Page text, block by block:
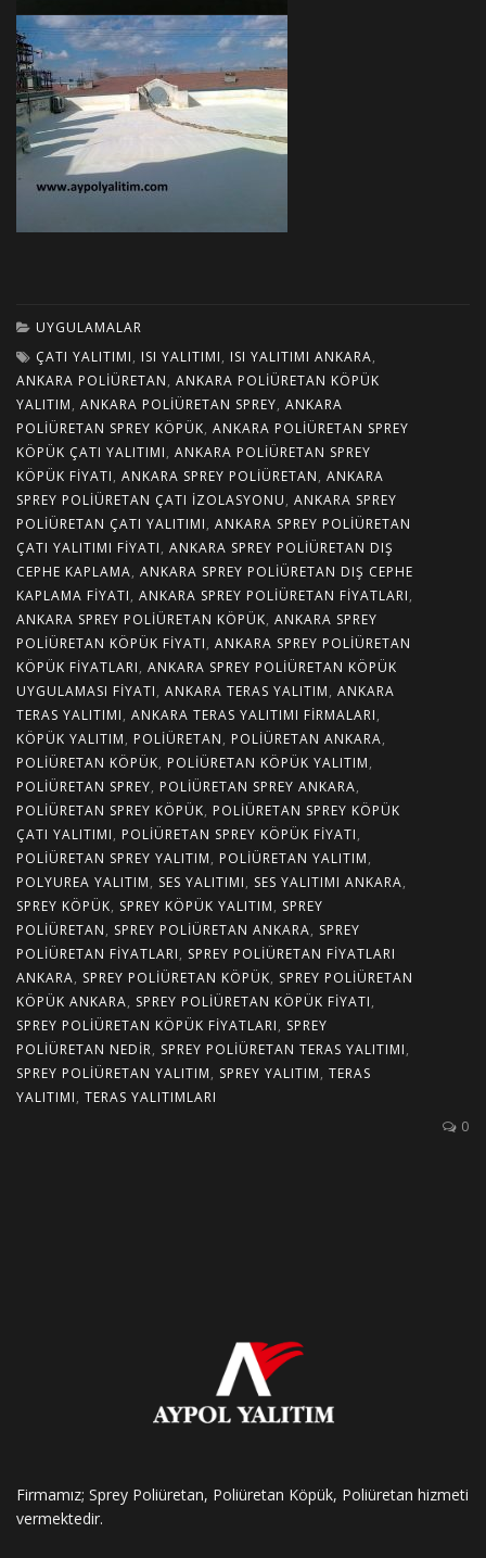
UYGULAMALAR
ÇATI YALITIMI, ISI YALITIMI, ISI YALITIMI ANKARA,
ANKARA POLIÜRETAN, ANKARA POLIÜRETAN KÖPÜK
YALITIM, ANKARA POLIÜRETAN SPREY, ANKARA
POLIÜRETAN SPREY KÖPÜK, ANKARA POLIÜRETAN SPREY
KÖPÜK ÇATI YALITIMI, ANKARA POLIÜRETAN SPREY
KÖPÜK FIYATI, ANKARA SPREY POLIÜRETAN, ANKARA
SPREY POLIÜRETAN ÇATI İZOLASYONU, ANKARA SPREY
POLIÜRETAN ÇATI YALITIMI, ANKARA SPREY POLIÜRETAN
ÇATI YALITIMI FIYATI, ANKARA SPREY POLIÜRETAN DIŞ
CEPHE KAPLAMA, ANKARA SPREY POLIÜRETAN DIŞ CEPHE
KAPLAMA FIYATI, ANKARA SPREY POLIÜRETAN FIYATLARI,
ANKARA SPREY POLIÜRETAN KÖPÜK, ANKARA SPREY
POLIÜRETAN KÖPÜK FIYATI, ANKARA SPREY POLIÜRETAN
KÖPÜK FIYATLARI, ANKARA SPREY POLIÜRETAN KÖPÜK
UYGULAMASI FIYATI, ANKARA TERAS YALITIM, ANKARA
TERAS YALITIMI, ANKARA TERAS YALITIMI FIRMALARI,
KÖPÜK YALITIM, POLIÜRETAN, POLIÜRETAN ANKARA,
POLIÜRETAN KÖPÜK, POLIÜRETAN KÖPÜK YALITIM,
POLIÜRETAN SPREY, POLIÜRETAN SPREY ANKARA,
POLIÜRETAN SPREY KÖPÜK, POLIÜRETAN SPREY KÖPÜK
ÇATI YALITIMI, POLIÜRETAN SPREY KÖPÜK FIYATI,
POLIÜRETAN SPREY YALITIM, POLIÜRETAN YALITIM,
POLYUREA YALITIM, SES YALITIMI, SES YALITIMI ANKARA,
SPREY KÖPÜK, SPREY KÖPÜK YALITIM, SPREY
POLIÜRETAN, SPREY POLIÜRETAN ANKARA, SPREY
POLIÜRETAN FIYATLARI, SPREY POLIÜRETAN FIYATLARI
ANKARA, SPREY POLIÜRETAN KÖPÜK, SPREY POLIÜRETAN
KÖPÜK ANKARA, SPREY POLIÜRETAN KÖPÜK FIYATI,
SPREY POLIÜRETAN KÖPÜK FIYATLARI, SPREY
POLIÜRETAN NEDIR, SPREY POLIÜRETAN TERAS YALITIMI,
SPREY POLIÜRETAN YALITIM, SPREY YALITIM, TERAS
YALITIMI, TERAS YALITIMLARI
0
Firmamız; Sprey Poliüretan, Poliüretan Köpük, Poliüretan hizmeti
vermektedir.